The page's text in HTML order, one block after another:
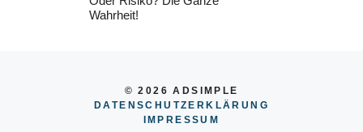
Wahrheit!
© 2026 ADSIMPLE
DATENSCHUTZERKLÄRUNG
IMPRESSU M